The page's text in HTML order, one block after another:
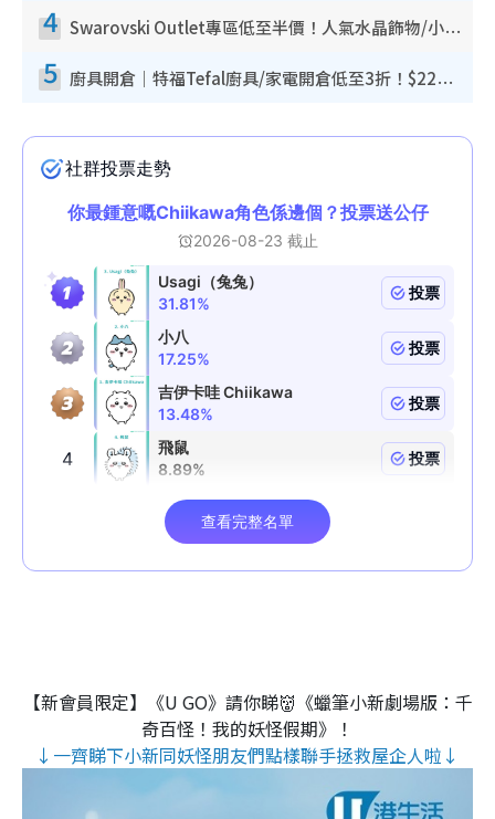
4 Swarovski Outlet專區低至半價！人氣水晶飾物/小擺設$138起！迪士尼款/水晶高跟鞋都有平
5 廚具開倉｜特福Tefal廚具/家電開倉低至3折！$220起買平底鍋/炒鑊/湯煲！電飯煲/吸塵機/燙斗$418起
【新會員限定】《U GO》請你睇👹《蠟筆小新劇場版：千
奇百怪！我的妖怪假期》！
↓一齊睇下小新同妖怪朋友們點樣聯手拯救屋企人啦↓